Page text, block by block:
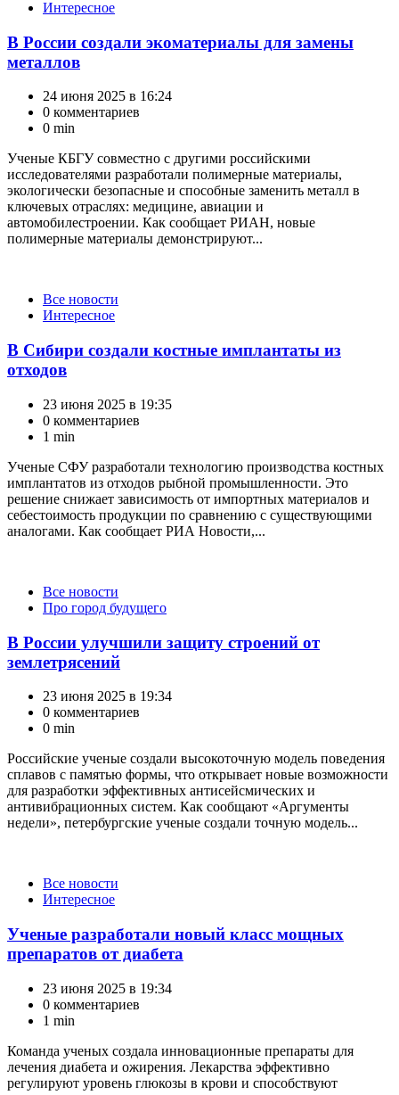
Интересное
В России создали экоматериалы для замены
металлов
24 июня 2025 в 16:24
0 комментариев
0 min
Ученые КБГУ совместно с другими российскими
исследователями разработали полимерные материалы,
экологически безопасные и способные заменить металл в
ключевых отраслях: медицине, авиации и
автомобилестроении. Как сообщает РИАН, новые
полимерные материалы демонстрируют...
КатегорииВсе новости
Интересное
В Сибири создали костные имплантаты из
отходов
23 июня 2025 в 19:35
0 комментариев
1 min
Ученые СФУ разработали технологию производства костных
имплантатов из отходов рыбной промышленности. Это
решение снижает зависимость от импортных материалов и
себестоимость продукции по сравнению с существующими
аналогами. Как сообщает РИА Новости,...
КатегорииВсе новости
Про город будущего
В России улучшили защиту строений от
землетрясений
23 июня 2025 в 19:34
0 комментариев
0 min
Российские ученые создали высокоточную модель поведения
сплавов с памятью формы, что открывает новые возможности
для разработки эффективных антисейсмических и
антивибрационных систем. Как сообщают «Аргументы
недели», петербургские ученые создали точную модель...
КатегорииВсе новости
Интересное
Ученые разработали новый класс мощных
препаратов от диабета
23 июня 2025 в 19:34
0 комментариев
1 min
Команда ученых создала инновационные препараты для
лечения диабета и ожирения. Лекарства эффективно
регулируют уровень глюкозы в крови и способствуют